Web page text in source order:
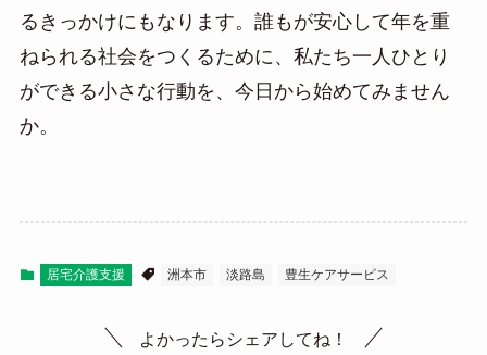
るきっかけにもなります。誰もが安心して年を重
ねられる社会をつくるために、私たち一人ひとり
ができる小さな行動を、今日から始めてみません
か。
居宅介護支援 洲本市 淡路島 豊生ケアサービス
よかったらシェアしてね！